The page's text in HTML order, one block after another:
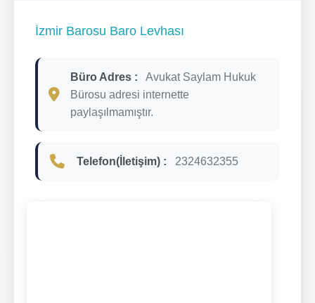
İzmir Barosu Baro Levhası
Büro Adres :
Avukat Saylam Hukuk
Bürosu adresi internette
paylaşılmamıştır.
Telefon(İletişim) : 2324632355